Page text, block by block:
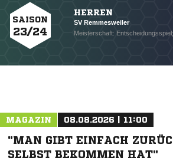
SAISON
23/24
HERREN
SV Remmesweiler
Meisterschaft:
MAGAZIN 08.08.2026 | 11:00
"MAN GIBT EINFACH
SELBST BEKOMMEN HAT"